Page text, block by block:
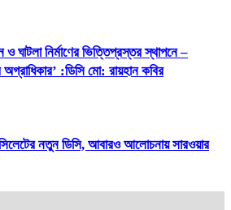
নির্মাণের ভিত্তিপ্রস্তর স্থাপনে –
:ডিসি মো: রায়হান কবির
সিলেটের নতুন ডিসি, আবারও আলোচনায় সারওয়ার